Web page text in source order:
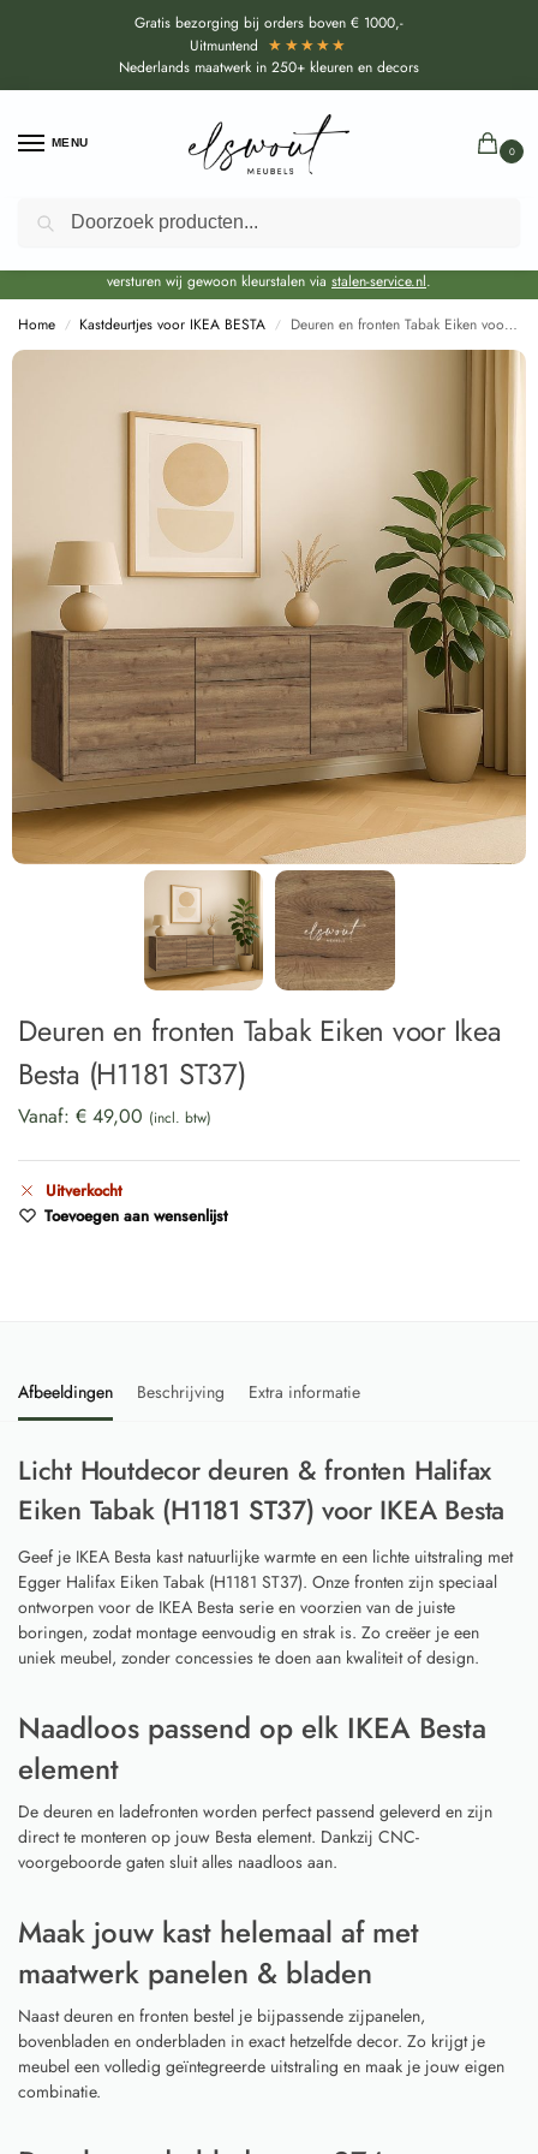
Gratis bezorging bij orders boven € 1000,-
Uitmuntend ★★★★★
Nederlands maatwerk in 250+ kleuren en decors
MENU
0
Door de bouwvakperiode geldt voor alle collecties momenteel een EXTRA
levertijd van circa 3-4 weken bovenop de reguliere levertijd.
versturen wij gewoon kleurstalen via stalen-service.nl.
Home / Kastdeurtjes voor IKEA BESTA / Deuren en fronten Tabak Eiken voor Ikea Besta (H1181 ST37)
Deuren en fronten Tabak Eiken voor Ikea
Besta (H1181 ST37)
Vanaf: € 49,00 (incl. btw)
Uitverkocht
Toevoegen aan wensenlijst
Afbeeldingen Beschrijving Extra informatie
Licht Houtdecor deuren & fronten Halifax
Eiken Tabak (H1181 ST37) voor IKEA Besta
Geef je IKEA Besta kast natuurlijke warmte en een lichte uitstraling met
Egger Halifax Eiken Tabak (H1181 ST37). Onze fronten zijn speciaal
ontworpen voor de IKEA Besta serie en voorzien van de juiste
boringen, zodat montage eenvoudig en strak is. Zo creëer je een
uniek meubel, zonder concessies te doen aan kwaliteit of design.
Naadloos passend op elk IKEA Besta
element
De deuren en ladefronten worden perfect passend geleverd en zijn
direct te monteren op jouw Besta element. Dankzij CNC-
voorgeboorde gaten sluit alles naadloos aan.
Maak jouw kast helemaal af met
maatwerk panelen & bladen
Naast deuren en fronten bestel je bijpassende zijpanelen,
bovenbladen en onderbladen in exact hetzelfde decor. Zo krijgt je
meubel een volledig geïntegreerde uitstraling en maak je jouw eigen
combinatie.